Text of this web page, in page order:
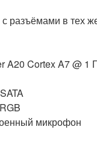
разъёмами в тех
Cortex A7 @ 1
микрофон